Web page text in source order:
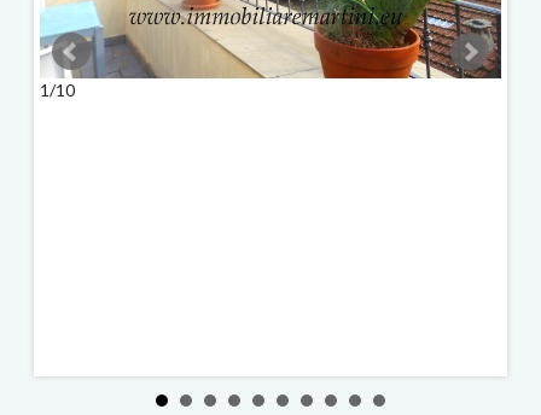
1/10